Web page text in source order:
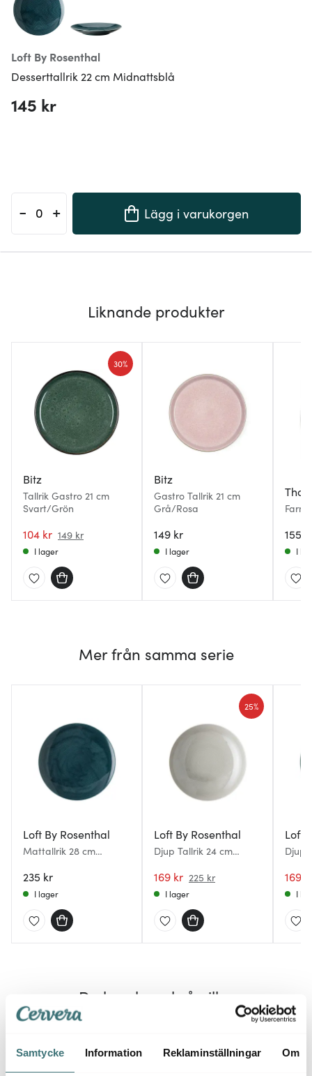
Samtycke Information Reklaminställningar Om
Loft By Rosenthal
Desserttallrik 22 cm Midnattsblå
145 kr
- + Lägg i varukorgen
Liknande produkter
Bitz
Tallrik Gastro 21 cm
Svart/Grön
104 kr 149 kr
30%
I lager
Bitz
Gastro Tallrik 21 cm
Grå/Rosa
149 kr
I lager
Farm
155
I
Mer från samma serie
Loft By Rosenthal
Mattallrik 28 cm
235 kr
I lager
Loft By Rosenthal
Djup Tallrik 24 cm
169 kr 225 kr
25%
I lager
Loft
Djup
169
I
Du kanske också gillar